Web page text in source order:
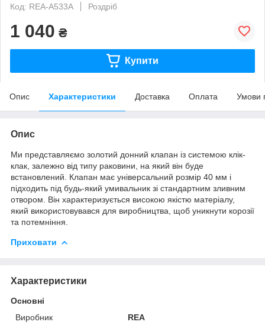
Код: REA-A533A
Роздріб
1 040 ₴
Купити
Опис Характеристики Доставка Оплата Умови
Опис
Ми представляємо золотий донний клапан із системою клік-
клак, залежно від типу раковини, на який він буде
встановлений. Клапан має універсальний розмір 40 мм і
підходить під будь-який умивальник зі стандартним зливним
отвором. Він характеризується високою якістю матеріалу,
який використовувався для виробництва, щоб уникнути корозії
та потемніння.
Приховати
Характеристики
Основні
Виробник
REA